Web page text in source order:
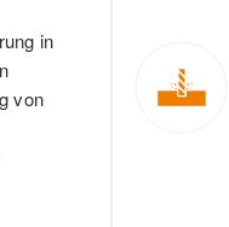
in
von